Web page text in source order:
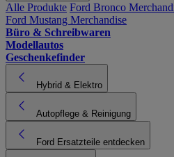
Alle Produkte Ford Bronco
Ford Mustang Merchandise
Büro & Schreibwaren
Modellautos
Geschenkefinder
Hybrid & Elektro
Autopflege & Reinigung
Ford Ersatzteile entdecken